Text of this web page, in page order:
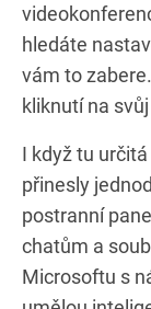
hledáte
vám to
kliknutí na
I když tu
přinesly
postranní
chatům a
Microsoftu s